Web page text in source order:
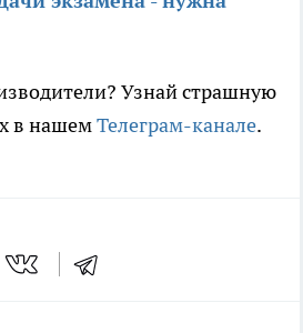
Узнай страшную
в нашемТелеграм-канале.